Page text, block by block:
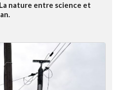
nature entre science et